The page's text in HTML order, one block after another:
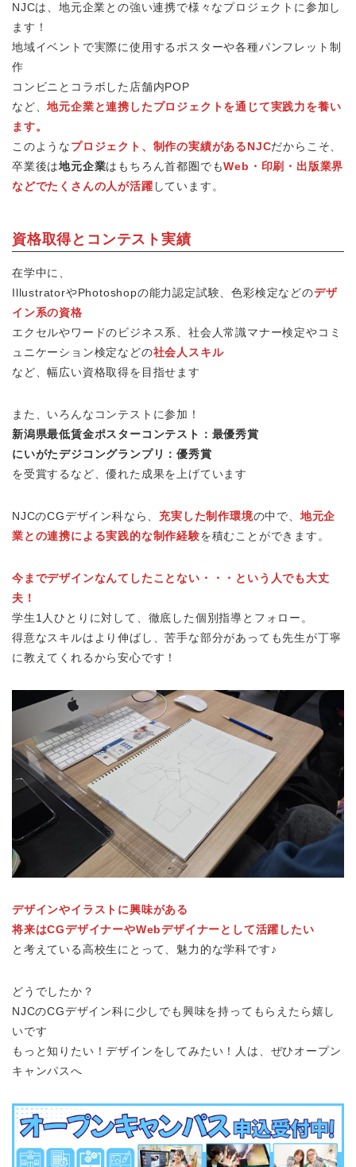
NJCは、地元企業との強い連携で様々なプロジェクトに参加し
ます！
地域イベントで実際に使用するポスターや各種パンフレット制
作
コンビニとコラボした店舗内POP
など、地元企業と連携したプロジェクトを通じて実践力を養い
ます。
このようなプロジェクト、制作の実績があるNJCだからこそ、
卒業後は地元企業はもちろん首都圏でもWeb・印刷・出版業界
などでたくさんの人が活躍 しています。
資格取得とコンテスト実績
在学中に、
IllustratorやPhotoshopの能力認定試験、色彩検定などのデザ
イン系の資格
エクセルやワードのビジネス系、社会人常識マナー検定やコミ
ュニケーション検定などの社会人スキル
など、幅広い資格取得を目指せます
また、いろんなコンテストに参加！
新潟県最低賃金ポスターコンテスト：最優秀賞
にいがたデジコングランプリ：優秀賞
を受賞するなど、優れた成果を上げています
NJCのCGデザイン科なら、 充実した制作環境の中で、 地元企
業との連携による実践的な制作経験を積むことができます。
今までデザインなんてしたことない・・・という人でも大丈
夫！
学生1人ひとりに対して、徹底した個別指導とフォロー。
得意なスキルはより伸ばし、苦手な部分があっても先生が丁寧
に教えてくれるから安心です！
デザインやイラストに興味がある
将来はCGデザイナーやWebデザイナーとして活躍したい
と考えている高校生にとって、魅力的な学科です♪
どうでしたか？
NJCのCGデザイン科に少しでも興味を持ってもらえたら嬉し
いです
もっと知りたい！デザインをしてみたい！人は、ぜひオープン
キャンパスへ